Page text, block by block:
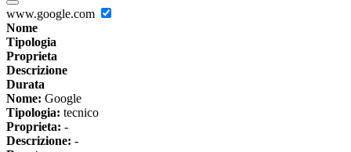
www.google.com
Nome
Tipologia
Proprieta
Descrizione
Durata
Nome: Google
Tipologia: tecnico
Proprieta: -
Descrizione: -